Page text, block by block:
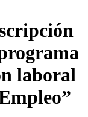
laboral